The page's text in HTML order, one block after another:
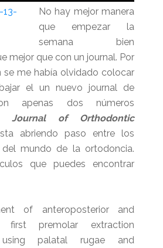
No hay mejor manera
que empezar la
semana bien
mejor que con un journal. Por
se me había olvidado colocar
el un nuevo journal de
apenas dos números
Journal of Orthodontic
abriendo paso entre los
del mundo de la ortodoncia.
que puedes encontrar
of anteroposterior and
first premolar extraction
using palatal rugae and